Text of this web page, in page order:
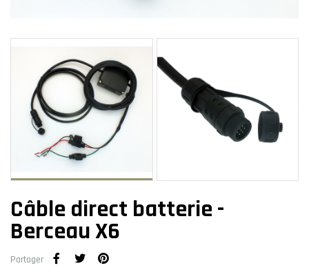
Câble direct batterie -
Berceau X6
Partager